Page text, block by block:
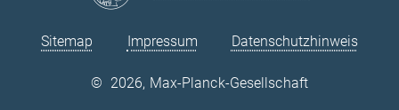
Sitemap Impressum Datenschutzhinweis
© 2026, Max-Planck-Gesellschaft